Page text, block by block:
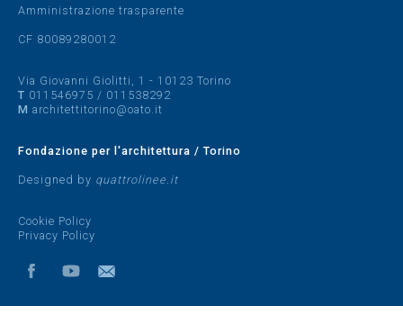
Amministrazione trasparente
CF 80089280012
Via Giovanni Giolitti, 1 - 10123 Torino
T 011546975 / 011538292
M architettitorino@oato.it
Fondazione per l'architettura / Torino
Designed by quattrolinee.it
Cookie Policy
Privacy Policy